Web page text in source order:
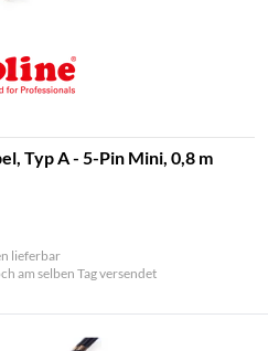
Typ A - 5-Pin Mini, 0,8 m
lieferbar
am selben Tag versendet